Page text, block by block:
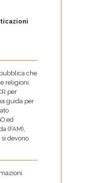
che
religioni.
per
guida per
ed
(FAM),
devono